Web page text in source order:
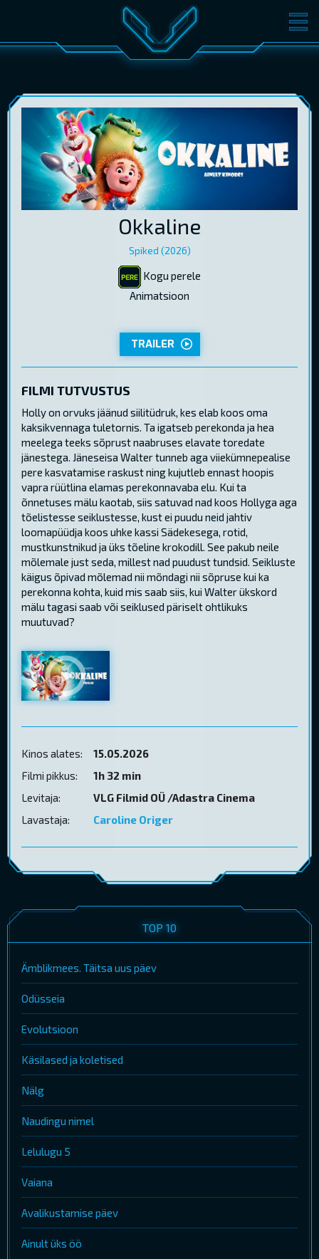
FILMID PILETID
KONVERENTS
KINKEKAARDID
Okkaline
Spiked (2026)
Kogu perele
Animatsioon
TRAILER
FILMI TUTVUSTUS
Holly on orvuks jäänud siilitüdruk, kes elab koos oma
kaksikvennaga tuletornis. Ta igatseb perekonda ja hea
meelega teeks sõprust naabruses elavate toredate
jänestega. Jäneseisa Walter tunneb aga viiekümnepealise
pere kasvatamise raskust ning kujutleb ennast hoopis
vapra rüütlina elamas perekonnavaba elu. Kui ta
õnnetuses mälu kaotab, siis satuvad nad koos Hollyga aga
tõelistesse seiklustesse, kust ei puudu neid jahtiv
loomapüüdja koos uhke kassi Sädekesega, rotid,
mustkunstnikud ja üks tõeline krokodill. See pakub neile
mõlemale just seda, millest nad puudust tundsid. Seikluste
käigus õpivad mõlemad nii mõndagi nii sõpruse kui ka
perekonna kohta, kuid mis saab siis, kui Walter ükskord
mälu tagasi saab või seiklused päriselt ohtlikuks
muutuvad?
Kinos alates:
15.05.2026
Filmi pikkus:
1h 32 min
Levitaja:
VLG Filmid OÜ /Adastra Cinema
Lavastaja:
Caroline Origer
TOP 10
Ämblikmees. Täitsa uus päev
Odüsseia
Evolutsioon
Käsilased ja koletised
Nälg
Naudingu nimel
Lelulugu 5
Vaiana
Avalikustamise päev
Ainult üks öö